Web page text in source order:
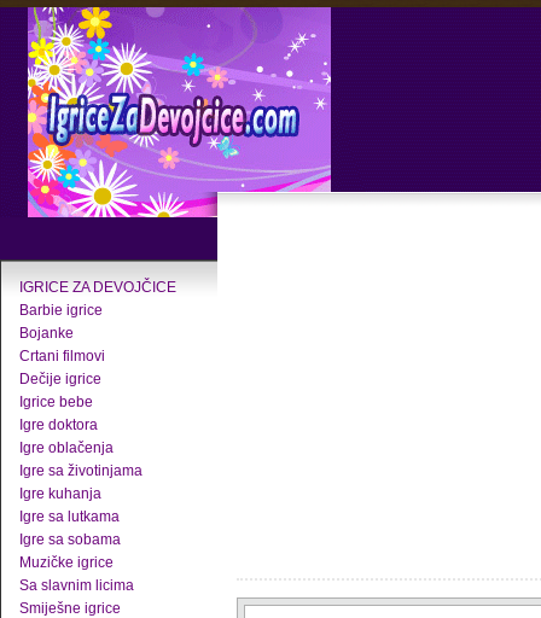
IGRICE ZA DEVOJČICE
Barbie igrice
Bojanke
Crtani filmovi
Dečije igrice
Igrice bebe
Igre doktora
Igre oblačenja
Igre sa životinjama
Igre kuhanja
Igre sa lutkama
Igre sa sobama
Muzičke igrice
Sa slavnim licima
Smiješne igrice